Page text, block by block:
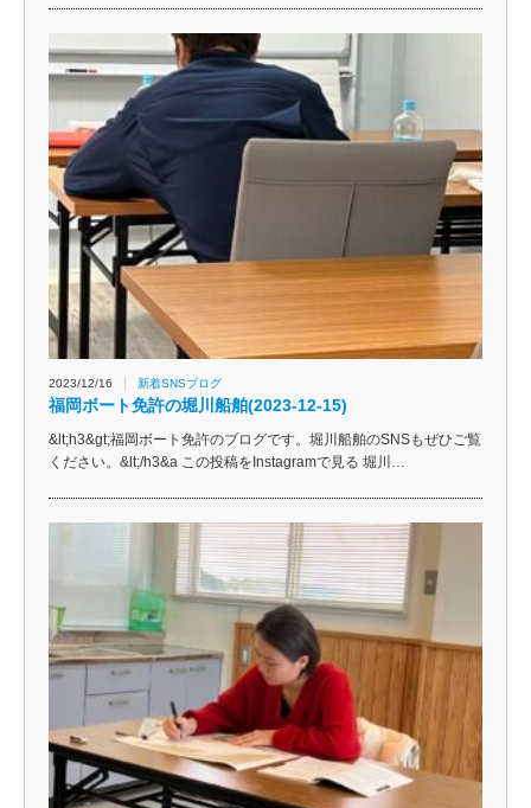
2023/12/16 新着SNSブログ
福岡ボート免許の堀川船舶(2023-12-15)
&lt;h3&gt;福岡ボート免許のブログです。堀川船舶のSNSもぜひご覧
ください。&lt;/h3&a この投稿をInstagramで見る 堀川…